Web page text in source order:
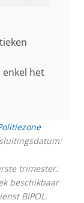
enkel het
trimester.
beschikbaar
BIPOL.